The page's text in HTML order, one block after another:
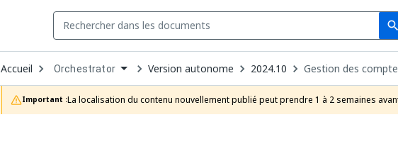
search
Accueil Open
Dropdown
to
choose
product
Orchestrator Version autonome 2024.10 Gestion des
Important :La localisation du contenu nouvellement publié peut prendre 1 à 2 semaines